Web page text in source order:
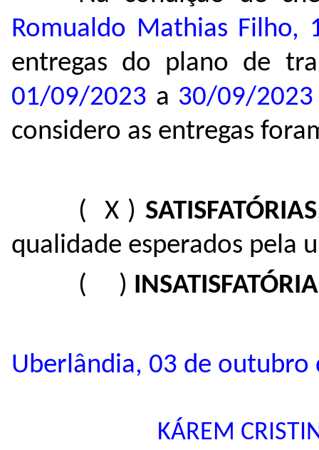
Romualdo Mathias Filho,
entregas do plano de
01/09/2023 a 30/09/
considero as entregas
( X ) SATISFATÓRIAS
qualidade esperados pela
( )
Uberlândia, 03 de outubro
KÁREM